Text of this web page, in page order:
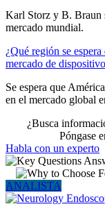
Karl Storz y B. Braun
mercado mundial.
¿Qué región se
mercado de
Se espera que
en el mercado global
¿Busca
Póngase
Habla con un experto
ANALISTA